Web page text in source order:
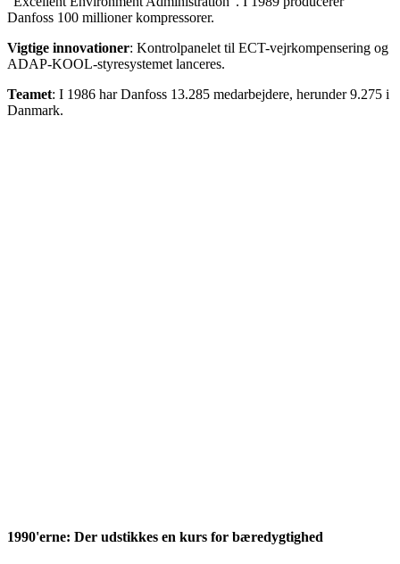
Danfoss 100 millioner kompressorer.
Vigtige innovationer: Kontrolpanelet til ECT-vejrkompensering og
ADAP-KOOL-styresystemet lanceres.
Teamet: I 1986 har Danfoss 13.285 medarbejdere, herunder 9.275 i
Danmark.
1990'erne: Der udstikkes en kurs for bæredygtighed